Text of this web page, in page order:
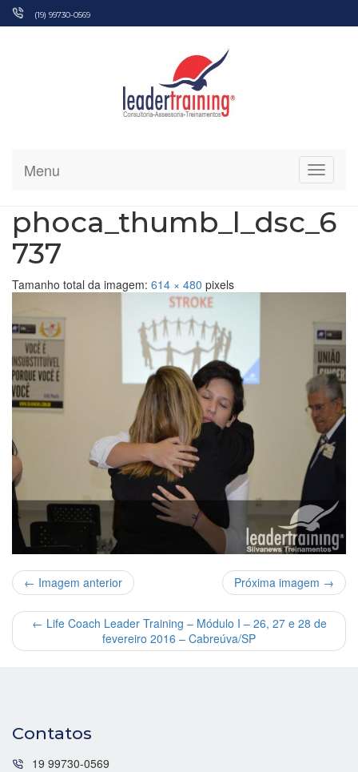
Pular
(19) 99730-0569
Menu
phoca_thumb_l_dsc_6
737
Tamanho total da imagem: 614 × 480 pixels
← Imagem anterior Próxima imagem →
← Life Coach Leader Training – Módulo I – 26, 27 e 28 de
fevereiro 2016 – Cabreúva/SP
Contatos
19 99730-0569